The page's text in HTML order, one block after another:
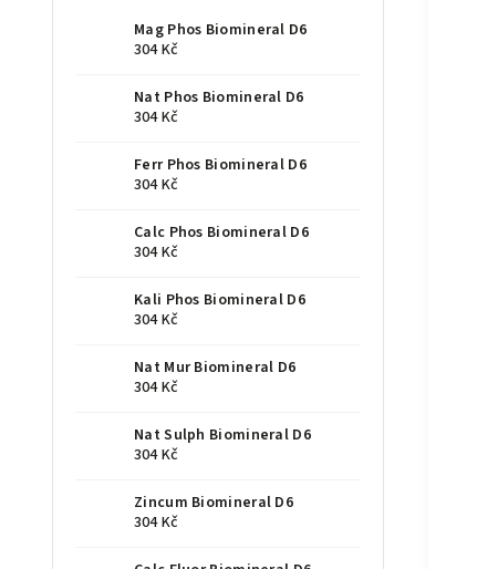
Mag Phos Biomineral D6
304 Kč
Nat Phos Biomineral D6
304 Kč
Ferr Phos Biomineral D6
304 Kč
Calc Phos Biomineral D6
304 Kč
Kali Phos Biomineral D6
304 Kč
Nat Mur Biomineral D6
304 Kč
Nat Sulph Biomineral D6
304 Kč
Zincum Biomineral D6
304 Kč